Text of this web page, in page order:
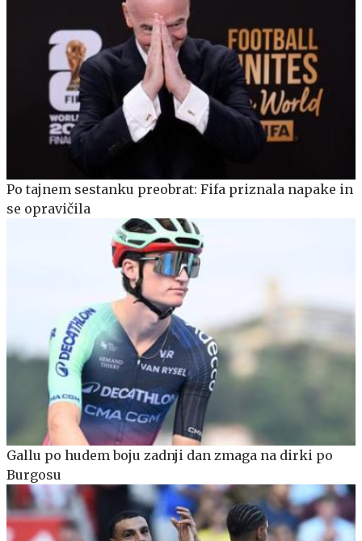
Po tajnem sestanku preobrat: Fifa priznala napake in
se opravičila
Gallu po hudem boju zadnji dan zmaga na dirki po
Burgosu